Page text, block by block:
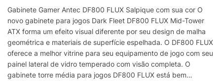
Gabinete Gamer Antec DF800 FLUX Salpique com sua cor O
novo gabinete para jogos Dark Fleet DF800 FLUX Mid-Tower
ATX forma um efeito visual diferente por seu design de malha
geométrica e materiais de superfície espelhada. O DF800 FLUX
oferece a melhor vitrine para seu equipamento de jogo com seu
painel lateral de vidro temperado com visão completa. O
gabinete torre média para jogos DF800 FLUX está bem